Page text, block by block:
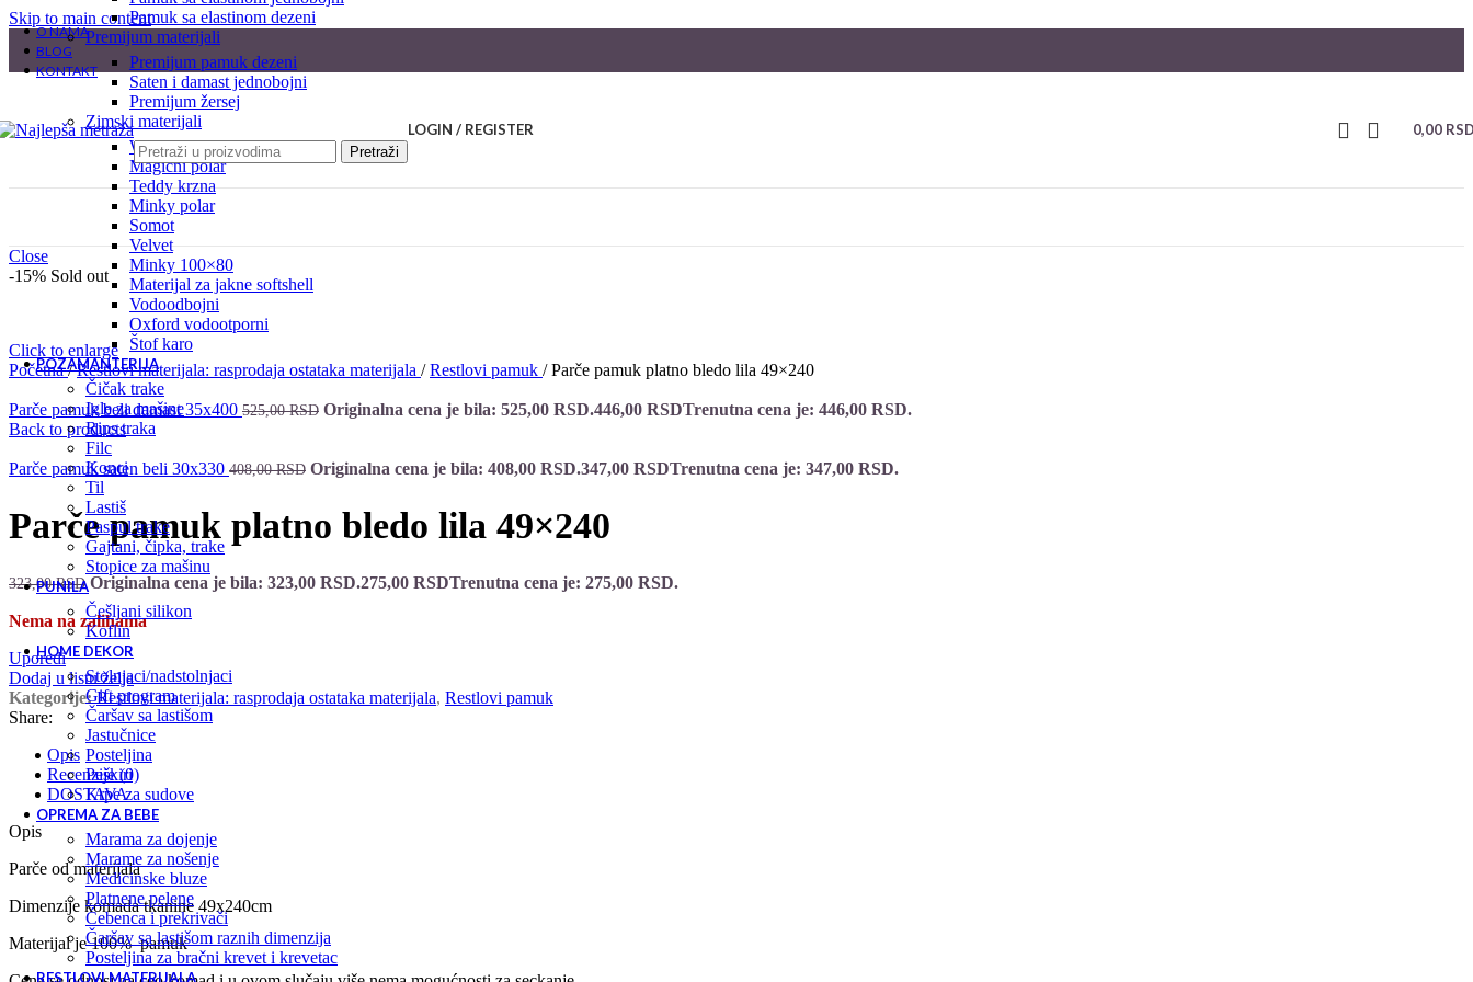
Skip to main content
O NAMA
BLOG
KONTAKT
Pretraži
LOGIN / REGISTER 0,00
pamuk sa elastinom dezeni
premijum materijali
premijum pamuk dezeni
saten i damast jednobojni
premijum žersej
zimski materijali
welsoft
magični polar
teddy krzna
minky polar
somot
velvet
minky 100×80
materijal za jakne softshell
vodoodbojni
oxford vodootporni
štof karo
POZAMANTERIJA
čičak trake
igle za mašine
rips traka
filc
konci
til
lastiš
paspul trake
gajtani, čipka, trake
stopice za mašinu
PUNILA
češljani silikon
koflin
HOME DEKOR
stolnjaci/nadstolnjaci
gift program
čaršav sa lastišom
jastučnice
posteljina
peškiri
krpe za sudove
OPREMA ZA BEBE
marama za dojenje
marame za nošenje
medicinske bluze
platnene pelene
ćebenca i prekrivači
čaršav sa lastišom raznih dimenzija
posteljina za bračni krevet i krevetac
RESTLOVI MATERIJALA
Close
-15% Sold out
Click to enlarge
Početna/ Restlovi materijala: rasprodaja ostataka materijala / Restlovi pamuk / Parče pamuk platno bledo lila 49×240
Parče pamuk beli damast 35x400 525,00RSD Originalna cena je bila: 525,00 RSD.446,00 RSDTrenutna cena je: 446,00 RSD.
Back to products
Parče pamuk saten beli 30x330 408,00RSD Originalna cena je bila: 408,00 RSD.347,00 RSDTrenutna cena je: 347,00 RSD.
Parče pamuk platno bledo lila 49×240
323,00RSD Originalna cena je bila: 323,00 RSD.275,00 RSDTrenutna cena je: 275,00 RSD.
Nema na zalihama
Uporedi
Dodaj u listu želja
Kategorije: Restlovi materijala: rasprodaja ostataka materijala, Restlovi pamuk
Share:
Opis
Recenzije (0)
DOSTAVA
Opis
Parče od materijala
Dimenzije komada tkanine 49x240cm
Materijal je 100% pamuk